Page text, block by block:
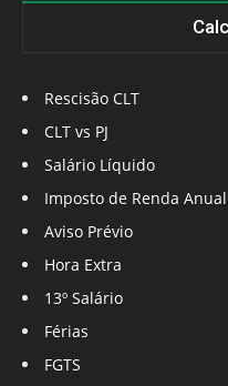
Rescisão CLT
CLT vs PJ
Salário Líquido
Imposto de Renda Anual
Aviso Prévio
Hora Extra
13º Salário
Férias
FGTS